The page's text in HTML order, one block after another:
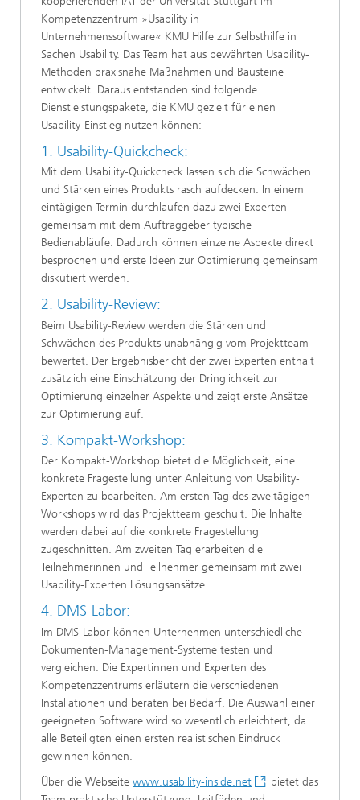
Kompetenzzentrum »Usability in
Unternehmenssoftware« KMU Hilfe zur Selbsthilfe in
Sachen Usability. Das Team hat aus bewährten Usability-
Methoden praxisnahe Maßnahmen und Bausteine
entwickelt. Daraus entstanden sind folgende
Dienstleistungspakete, die KMU gezielt für einen
Usability-Einstieg nutzen können:
1. Usability-Quickcheck:
Mit dem Usability-Quickcheck lassen sich die Schwächen
und Stärken eines Produkts rasch aufdecken. In einem
eintägigen Termin durchlaufen dazu zwei Experten
gemeinsam mit dem Auftraggeber typische
Bedienabläufe. Dadurch können einzelne Aspekte direkt
besprochen und erste Ideen zur Optimierung gemeinsam
diskutiert werden.
2. Usability-Review:
Beim Usability-Review werden die Stärken und
Schwächen des Produkts unabhängig vom Projektteam
bewertet. Der Ergebnisbericht der zwei Experten enthält
zusätzlich eine Einschätzung der Dringlichkeit zur
Optimierung einzelner Aspekte und zeigt erste Ansätze
zur Optimierung auf.
3. Kompakt-Workshop:
Der Kompakt-Workshop bietet die Möglichkeit, eine
konkrete Fragestellung unter Anleitung von Usability-
Experten zu bearbeiten. Am ersten Tag des zweitägigen
Workshops wird das Projektteam geschult. Die Inhalte
werden dabei auf die konkrete Fragestellung
zugeschnitten. Am zweiten Tag erarbeiten die
Teilnehmerinnen und Teilnehmer gemeinsam mit zwei
Usability-Experten Lösungsansätze.
4. DMS-Labor:
Im DMS-Labor können Unternehmen unterschiedliche
Dokumenten-Management-Systeme testen und
vergleichen. Die Expertinnen und Experten des
Kompetenzzentrums erläutern die verschiedenen
Installationen und beraten bei Bedarf. Die Auswahl einer
geeigneten Software wird so wesentlich erleichtert, da
alle Beteiligten einen ersten realistischen Eindruck
gewinnen können.
Über die Webseite www.usability-inside.net
bietet das